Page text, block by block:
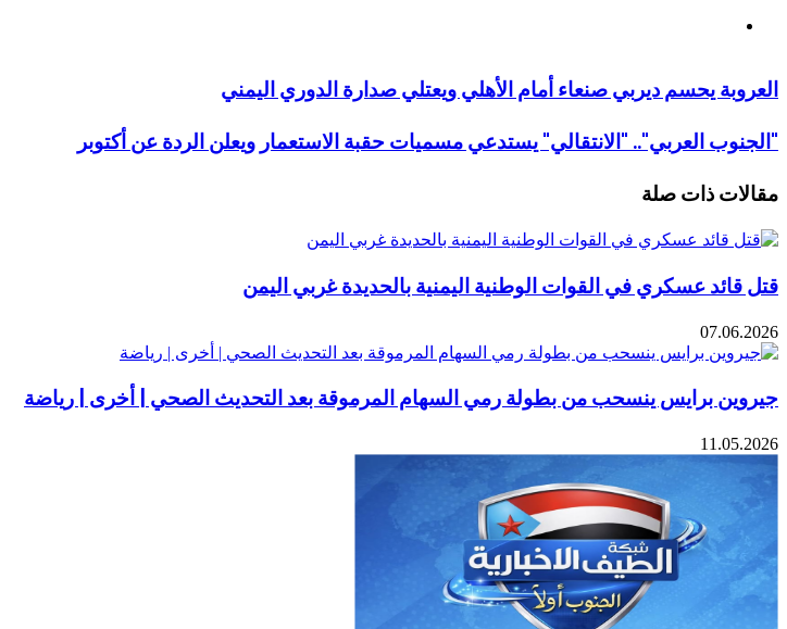
العروبة يحسم ديربي صنعاء أمام الأهلي ويعتلي صدارة الدوري اليمني
"الجنوب العربي".. "الانتقالي" يستدعي مسميات حقبة الاستعمار ويعلن الردة عن أكتوبر
مقالات ذات صلة
قتل قائد عسكري في القوات الوطنية اليمنية بالحديدة غربي اليمن
07.06.2026
جيروين برايس ينسحب من بطولة رمي السهام المرموقة بعد التحديث الصحي | أخرى | رياضة
11.05.2026